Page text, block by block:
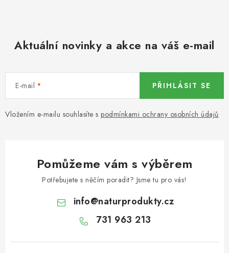
DÁRKOVÉ POUKAZY
OŘECHY NATURAL / MANDLE
OŘECHY NATURAL / KEŠU OŘECHY / KEŠU OŘECHY
CELÉ NATURAL
OŘECHY NATURAL / PODZEMNICE (ARAŠÍDY) /
PODZEMNICE OLEJNÁ BLANŠÍROVANÁ
Aktuální novinky a akce na váš e-mail
E-mail
Vložením e-mailu souhlasíte s podmínkami ochrany osobních údajů
PŘIHLÁSIT SE
Pomůžeme vám s výběrem
Potřebujete s něčím poradit? Jsme tu pro vás!
info@naturprodukty.cz
731 963 213